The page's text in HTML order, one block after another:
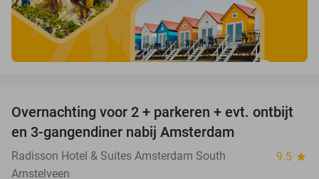
51%
Overnachting voor 2 + parkeren + evt. ontbijt
en 3-gangendiner nabij Amsterdam
Radisson Hotel & Suites Amsterdam South 9.5 star
Amstelveen